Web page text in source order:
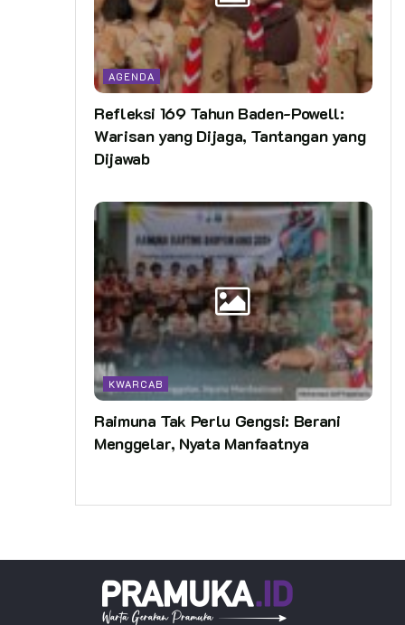
AGENDA
Refleksi 169 Tahun Baden-Powell:
Warisan yang Dijaga, Tantangan yang
Dijawab
KWARCAB
Raimuna Tak Perlu Gengsi: Berani
Menggelar, Nyata Manfaatnya